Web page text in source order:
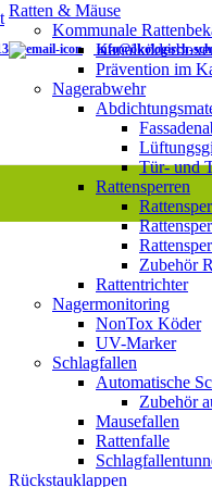
info@ökologisch-
Ratten & Mäuse
Kommunale
Prävention im
Nagerabwehr
Tür- und
Rattensperren
Zubehör
Rattentrichter
Nagermonitoring
NonTox Köder
UV-Marker
Schlagfallen
Automatische
Zubehör
Mausefallen
Rattenfalle
Rückstauklappen